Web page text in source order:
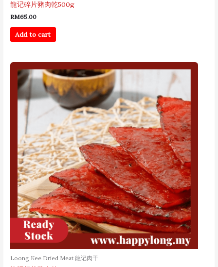
龍记碎片豬肉乾500g
RM65.00
Add to cart
Loong Kee Dried Meat 龍记肉干